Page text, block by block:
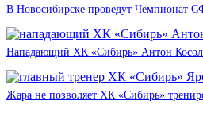
В Новосибирске проведут Чемпионат
Нападающий ХК «Сибирь» Антон
Жара не позволяет ХК «Сибирь»